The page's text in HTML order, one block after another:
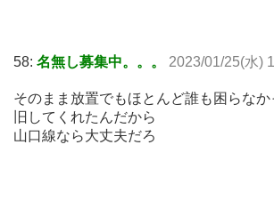
58: 名無し募集中。。。 2023/01/25(水)
そのまま放置でもほとんど誰も困らな
旧してくれたんだから
山口線なら大丈夫だろ